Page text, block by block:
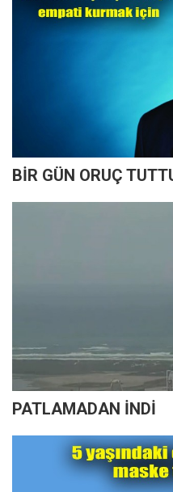
BİR GÜN ORUÇ
PATLAMADAN İNDİ